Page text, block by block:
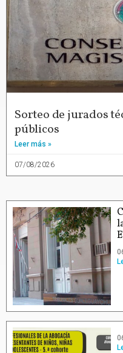
Sorteo de jurados
públicos
Leer más »
07/08/2026